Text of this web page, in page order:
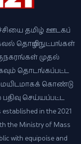
தமிழ் ஊடகப்
தொழில்நுட்பங்கள்
முதல்
தொடங்கப்பட்ட
கொண்டு
செய்யப்பட்ட
in the 2021
the Ministry of Mass
with equipoise and